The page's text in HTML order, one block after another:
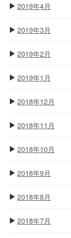
2019年4月
2019年3月
2019年2月
2019年1月
2018年12月
2018年11月
2018年10月
2018年9月
2018年8月
2018年7月